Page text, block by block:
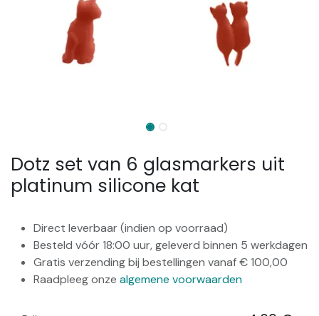
Dotz set van 6 glasmarkers uit
platinum silicone kat
Direct leverbaar (indien op voorraad)
Besteld vóór 18:00 uur, geleverd binnen 5 werkdagen
Gratis verzending bij bestellingen vanaf € 100,00
Raadpleeg onze algemene voorwaarden